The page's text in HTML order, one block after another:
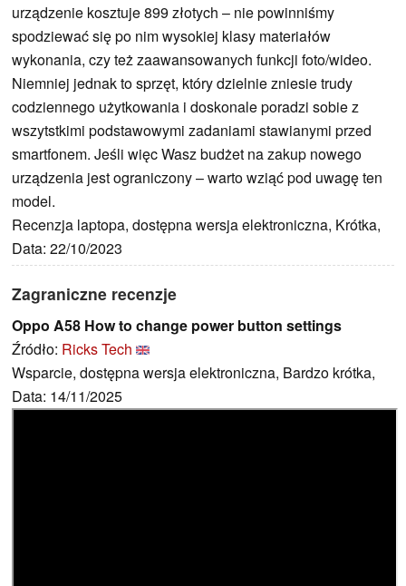
urządzenie kosztuje 899 złotych – nie powinniśmy
spodziewać się po nim wysokiej klasy materiałów
wykonania, czy też zaawansowanych funkcji foto/wideo.
Niemniej jednak to sprzęt, który dzielnie zniesie trudy
codziennego użytkowania i doskonale poradzi sobie z
wszytstkimi podstawowymi zadaniami stawianymi przed
smartfonem. Jeśli więc Wasz budżet na zakup nowego
urządzenia jest ograniczony – warto wziąć pod uwagę ten
model.
Recenzja laptopa, dostępna wersja elektroniczna, Krótka,
Data: 22/10/2023
Zagraniczne recenzje
Oppo A58 How to change power button settings
Źródło: Ricks Tech
Wsparcie, dostępna wersja elektroniczna, Bardzo krótka,
Data: 14/11/2025